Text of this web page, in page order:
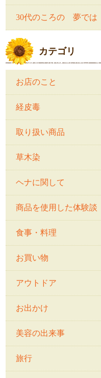
30代のころの 夢では
カテゴリ
お店のこと
経皮毒
取り扱い商品
草木染
ヘナに関して
商品を使用した体験談
食事・料理
お買い物
アウトドア
お出かけ
美容の出来事
旅行